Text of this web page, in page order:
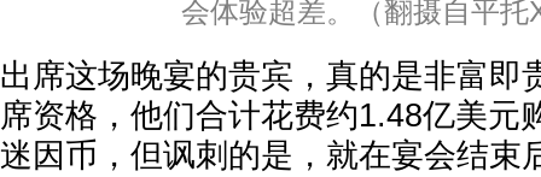
会体验超差。（翻摄自平托
出席这场晚宴的贵宾，真的是非富即
席资格，他们合计花费约1.48亿美元
迷因币，但讽刺的是，就在宴会结束